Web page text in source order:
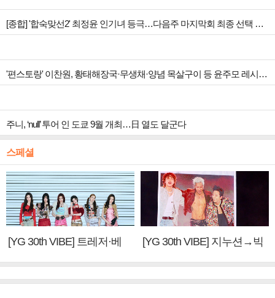
[종합] '합숙맞선2' 최정윤 인기녀 등극…다음주 마지막회 최종 선택 예고
'편스토랑' 이찬원, 황태해장국·무생채·양념 목살구이 등 윤주모 레시피 섭렵
주니, ‘null’ 투어 인 도쿄 9월 개최…日 열도 달군다
스페셜
[YG 30th VIBE] 트레저·베
[YG 30th VIBE] 지누션→빅